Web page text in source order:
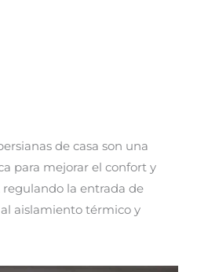
de casa son una
para mejorar el confort y
la entrada de
aislamiento térmico y